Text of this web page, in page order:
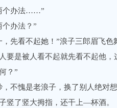
办法……”
办法？”
看不起她！”浪子三郎眉飞色
要是被人看不起就先看不起他
？”
愧是老浪子，换了别人绝对想
了竖大拇指，还干上—杯酒。